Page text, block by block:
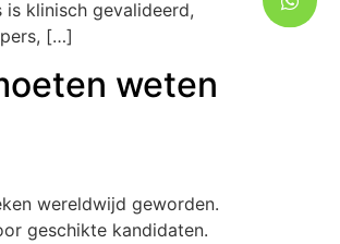
klinisch gevalideerd,
[…]
weten
wereldwijd geworden.
geschikte kandidaten.